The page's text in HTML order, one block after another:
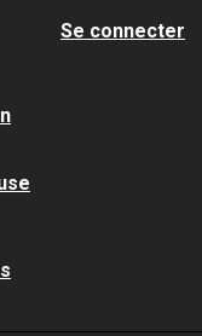
Se connecter